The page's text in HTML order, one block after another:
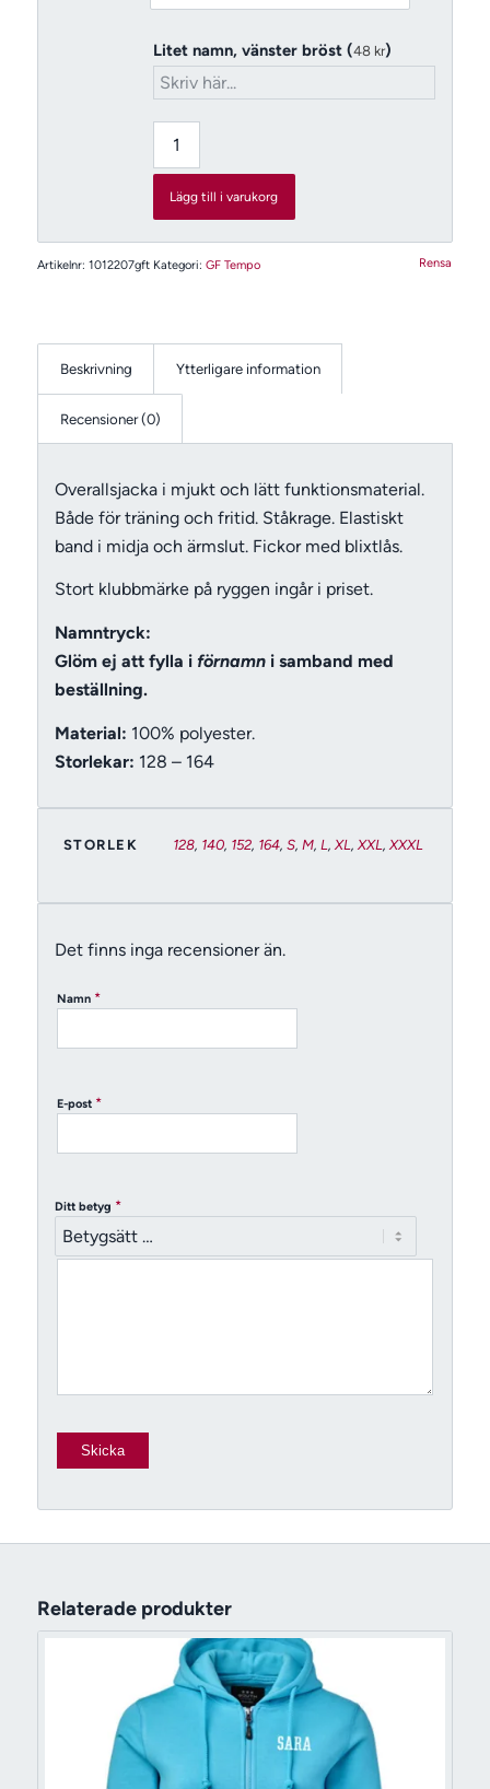
719 kr
Rensa
Litet namn, vänster bröst (48 kr)
Lägg till i varukorg
Artikelnr: 1012207gft Kategori: GF Tempo
Beskrivning Ytterligare information
Recensioner (0)
Overallsjacka i mjukt och lätt funktionsmaterial.
Både för träning och fritid. Ståkrage. Elastiskt
band i midja och ärmslut. Fickor med blixtlås.
Stort klubbmärke på ryggen ingår i priset.
Namntryck:
Glöm ej att fylla i förnamni samband med
beställning.
Material: 100% polyester.
Storlekar: 128 – 164
STORLEK 128, 140, 152, 164, S, M, L,XL,XXL,XXXL
Det finns inga recensioner än.
Namn *
E-post *
Ditt betyg *
Relaterade produkter